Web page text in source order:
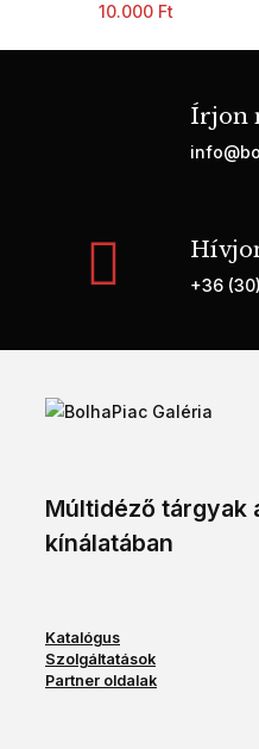
10.000 Ft
Írjon
+36
Múltidéző tárgyak
kínálatában
Katalógus
Szolgáltatások
Partner oldalak